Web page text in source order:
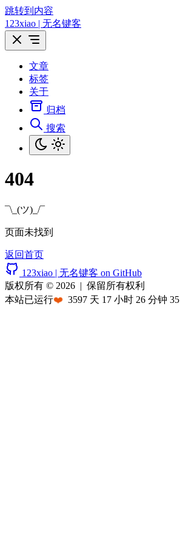
跳转到内容
123xiao | 无名键客
文章
标签
关于
归档
搜索
404
¯\_(ツ)_/¯
页面未找到
返回首页
123xiao | 无名键客 on GitHub
版权所有 © 2026 | 保留所有权利
本站已运行❤️ 3597 天 17 小时 26 分钟 35